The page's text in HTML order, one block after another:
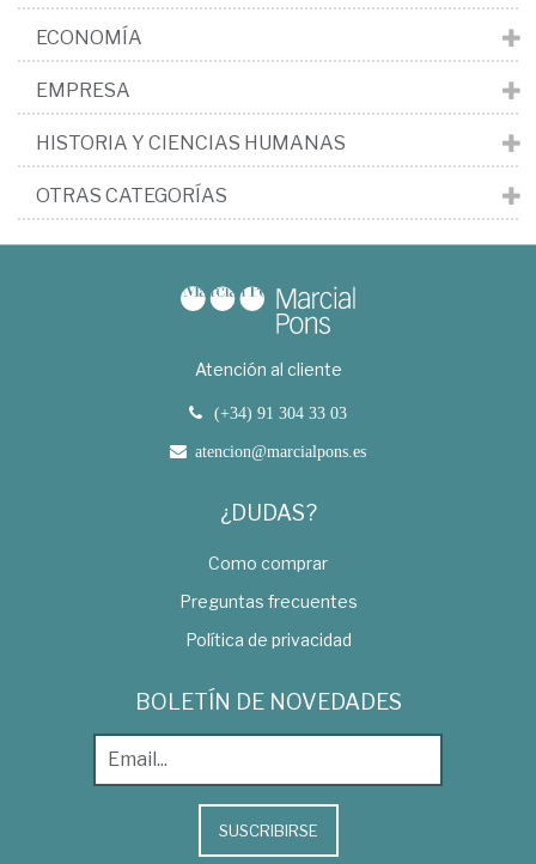
ECONOMÍA
EMPRESA
HISTORIA Y CIENCIAS HUMANAS
OTRAS CATEGORÍAS
Atención al cliente
(+34) 91 304 33 03
atencion@marcialpons.es
¿DUDAS?
Como comprar
Preguntas frecuentes
Política de privacidad
BOLETÍN DE NOVEDADES
SUSCRIBIRSE